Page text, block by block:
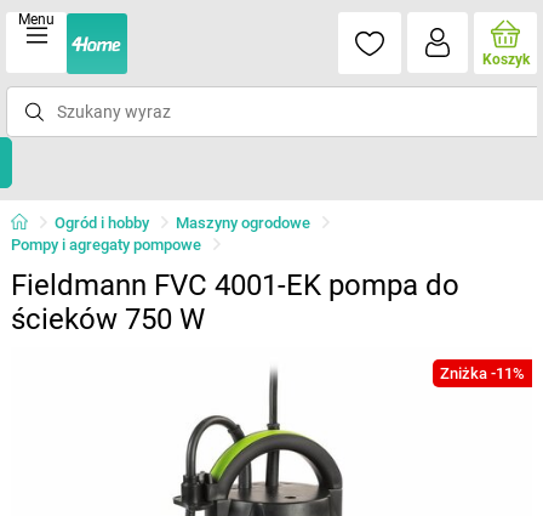
Menu
Koszyk
Ogród i hobby
Maszyny ogrodowe
Pompy i agregaty pompowe
Fieldmann FVC 4001-EK pompa do
ścieków 750 W
Zniżka -11%